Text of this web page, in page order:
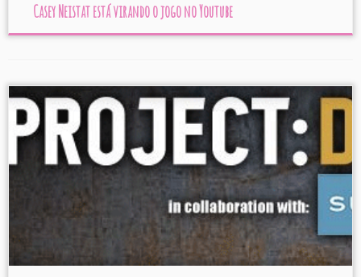
Casey Neistat está virando o jogo no Youtube